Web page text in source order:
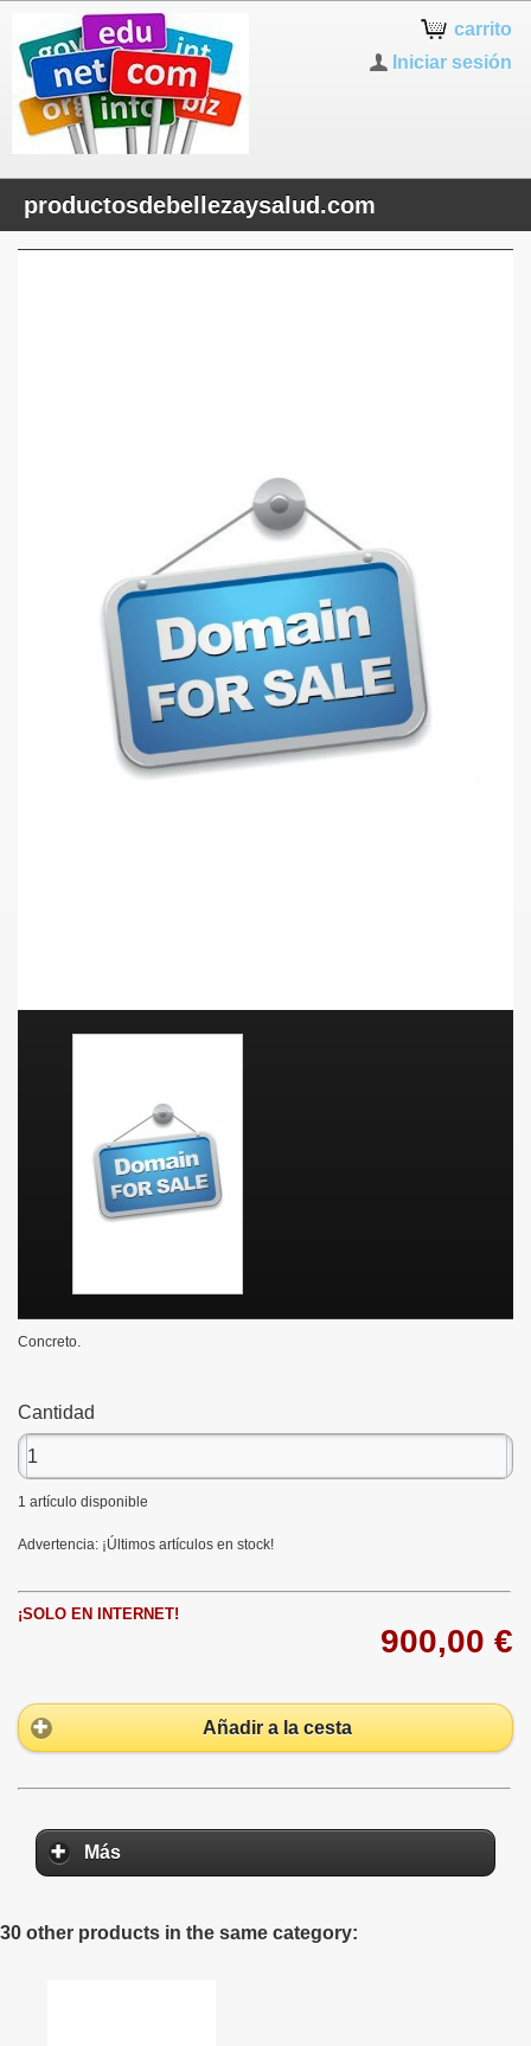
carrito
Iniciar sesión
productosdebellezaysalud.com
Concreto.
Cantidad
1 artículo disponible
Advertencia: ¡Últimos artículos en stock!
¡SOLO EN INTERNET!
900,00 €
Añadir a la cesta
Más
30 other products in the same category: